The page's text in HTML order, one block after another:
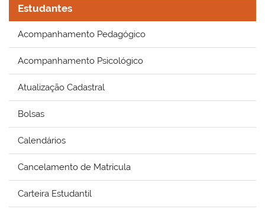
Estudantes
Acompanhamento Pedagógico
Acompanhamento Psicológico
Atualização Cadastral
Bolsas
Calendários
Cancelamento de Matrícula
Carteira Estudantil